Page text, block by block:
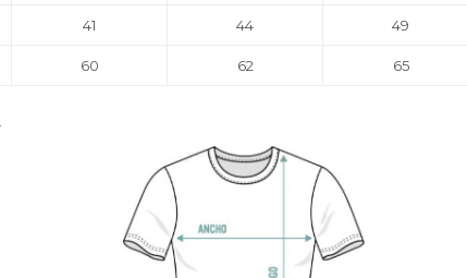
41 44 49
60 62 65